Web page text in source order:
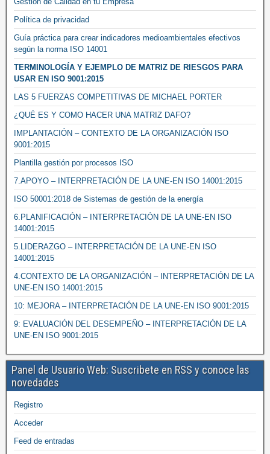
Política de privacidad
Guía práctica para crear indicadores medioambientales efectivos
según la norma ISO 14001
TERMINOLOGÍA Y EJEMPLO DE MATRIZ DE RIESGOS PARA
USAR EN ISO 9001:2015
LAS 5 FUERZAS COMPETITIVAS DE MICHAEL PORTER
¿QUÉ ES Y COMO HACER UNA MATRIZ DAFO?
IMPLANTACIÓN – CONTEXTO DE LA ORGANIZACIÓN ISO
9001:2015
Plantilla gestión por procesos ISO
7.APOYO – INTERPRETACIÓN DE LA UNE-EN ISO 14001:2015
ISO 50001:2018 de Sistemas de gestión de la energía
6.PLANIFICACIÓN – INTERPRETACIÓN DE LA UNE-EN ISO
14001:2015
5.LIDERAZGO – INTERPRETACIÓN DE LA UNE-EN ISO
14001:2015
4.CONTEXTO DE LA ORGANIZACIÓN – INTERPRETACIÓN DE LA
UNE-EN ISO 14001:2015
10: MEJORA – INTERPRETACIÓN DE LA UNE-EN ISO 9001:2015
9: EVALUACIÓN DEL DESEMPEÑO – INTERPRETACIÓN DE LA
UNE-EN ISO 9001:2015
Panel de Usuario Web: Suscribete en RSS y conoce las
novedades
Registro
Acceder
Feed de entradas